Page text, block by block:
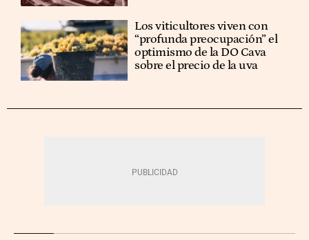
Los viticultores viven con
“profunda preocupación” el
optimismo de la DO Cava
sobre el precio de la uva